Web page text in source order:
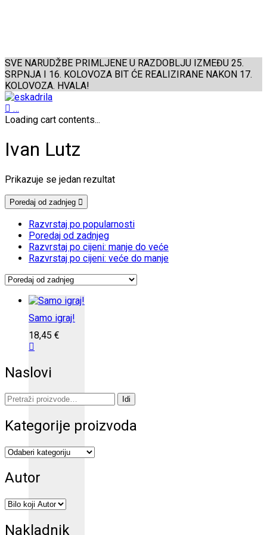
SVE NARUDŽBE PRIMLJENE U RAZDOBLJU IZMEĐU 25.
SRPNJA I 16. KOLOVOZA BIT ĆE REALIZIRANE NAKON 17.
KOLOVOZA. HVALA!
…
Loading cart contents...
Ivan Lutz
Prikazuje se jedan rezultat
Poredaj od zadnjeg
Razvrstaj po popularnosti
Poredaj od zadnjeg
Razvrstaj po cijeni: manje do veće
Razvrstaj po cijeni: veće do manje
Samo igraj!
18,45 €
Naslovi
Pretraži: Idi
Kategorije proizvoda
Autor
Nakladnik